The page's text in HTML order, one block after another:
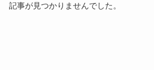
記事が見つかりませんでした。